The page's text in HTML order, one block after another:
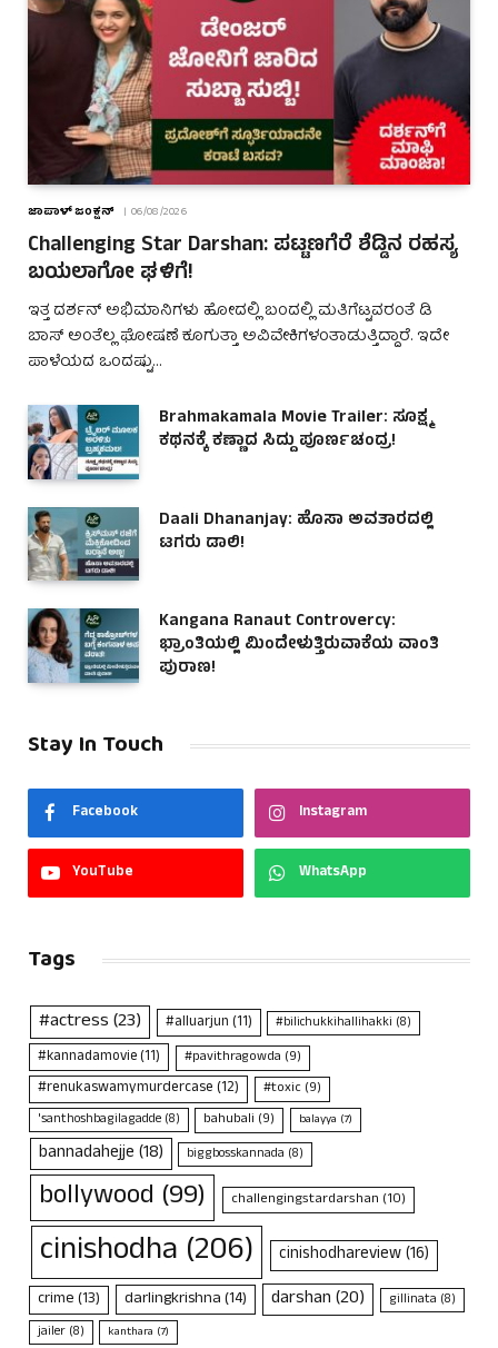
ಜಾಪಾಳ್ ಜಂಕ್ಷನ್ 06/08/2026
Challenging Star Darshan: ಪಟ್ಟಣಗೆರೆ ಶೆಡ್ಡಿನ ರಹಸ್ಯ
ಬಯಲಾಗೋ ಘಳಿಗೆ!
ಇತ್ತ ದರ್ಶನ್ ಅಭಿಮಾನಿಗಳು ಹೋದಲ್ಲಿ ಬಂದಲ್ಲಿ ಮತಿಗೆಟ್ಟವರಂತೆ ಡಿ
ಬಾಸ್ ಅಂತೆಲ್ಲ ಘೋಷಣೆ ಕೂಗುತ್ತಾ ಅವಿವೇಕಿಗಳಂತಾಡುತ್ತಿದ್ದಾರೆ. ಇದೇ
ಪಾಳೆಯದ ಒಂದಷ್ಟು…
Brahmakamala Movie Trailer: ಸೂಕ್ಷ್ಮ
ಕಥನಕ್ಕೆ ಕಣ್ಣಾದ ಸಿದ್ದು ಪೂರ್ಣಚಂದ್ರ!
Daali Dhananjay: ಹೊಸಾ ಅವತಾರದಲ್ಲಿ
ಟಗರು ಡಾಲಿ!
Kangana Ranaut Controvercy:
ಭ್ರಾಂತಿಯಲ್ಲಿ ಮಿಂದೇಳುತ್ತಿರುವಾಕೆಯ ವಾಂತಿ
ಪುರಾಣ!
Stay In Touch
Facebook Instagram
YouTube WhatsApp
Tags
#actress(23) #alluarjun(11) #bilichukkihallihakki (8)
#kannadamovie(11) #pavithragowda (9)
#renukaswamymurdercase(12) #toxic(9)
'santhoshbagilagadde (8) bahubali (9) balayya (7)
bannadahejje(18) biggbosskannada (8)
bollywood (99) challengingstardarshan (10)
cinishodha (206) cinishodhareview(16)
crime(13) darlingkrishna(14) darshan(20) gillinata (8)
jailer (8) kanthara (7)